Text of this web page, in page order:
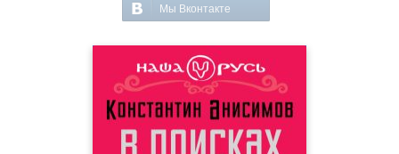
Мы Вконтакте